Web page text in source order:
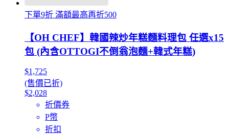
下單9折 滿額最高再折500
【OH CHEF】韓國辣炒年糕麵料理包 任選x15
包 (內含OTTOGI不倒翁泡麵+韓式年糕)
$1,725
(售價已折)
$2,028
折價券
P幣
折扣